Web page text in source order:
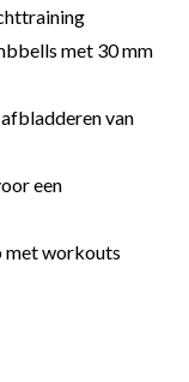
met 30 mm
van
een
met workouts